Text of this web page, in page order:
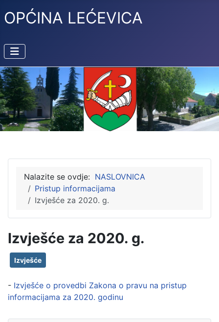
OPĆINA LEĆEVICA
Nalazite se ovdje: NASLOVNICA
Pristup informacijama
Izvješće za 2020. g.
Izvješće za 2020. g.
Izvješće
- Izvješće o provedbi Zakona o pravu na pristup
informacijama za 2020. godinu